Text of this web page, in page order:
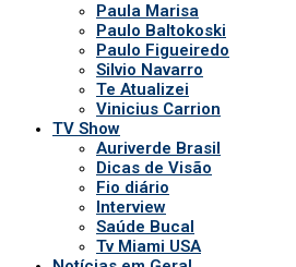
POLÍTICA DE PRIVACIDADE
APP DA TV
Comerciais
Ao vivo
Patronos